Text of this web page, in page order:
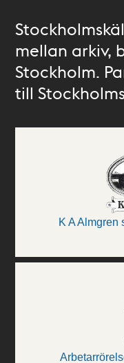
mellan arkiv,
Stockholm.
till
K A Almgren